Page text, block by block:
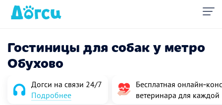
Гостиницы для собак у метро
Обухово
Догси на связи 24/7
Подробнее
Бесплатная
ветеринара для